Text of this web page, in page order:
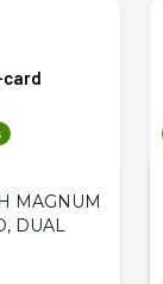
MAGNUM
DUAL